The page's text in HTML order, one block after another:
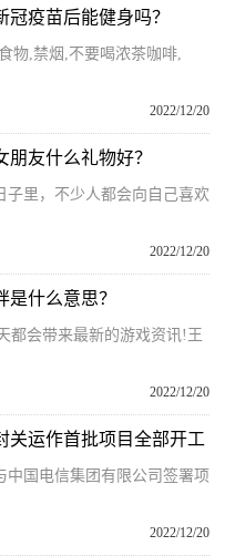
疫苗后能健身吗？
物,禁烟,不要喝浓茶咖啡,
2022/12/20
友什么礼物好？
里，不少人都会向自己喜欢
2022/12/20
什么意思？
都会带来最新的游戏资讯!王
2022/12/20
关运作首批项目全部开工
中国电信集团有限公司签署项
2022/12/20